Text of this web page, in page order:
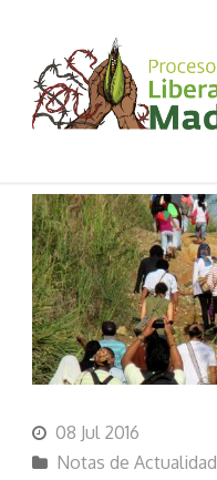
08 Jul 2016
Notas de Actualidad